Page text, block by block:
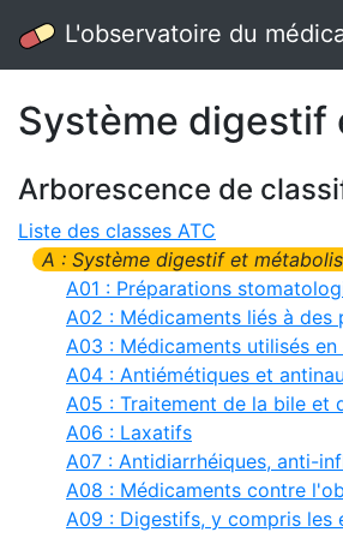
L'observatoire du
Système digestif
Arborescence de
Liste des classes ATC
A : Système digestif et
A01 : Préparations
A02 : Médicaments liés à
A03 : Médicaments utilisés
A04 : Antiémétiques et
A05 : Traitement de la bile et
A06 : Laxatifs
A07 : Antidiarrhéiques, anti-
A08 : Médicaments contre
A09 : Digestifs, y compris les